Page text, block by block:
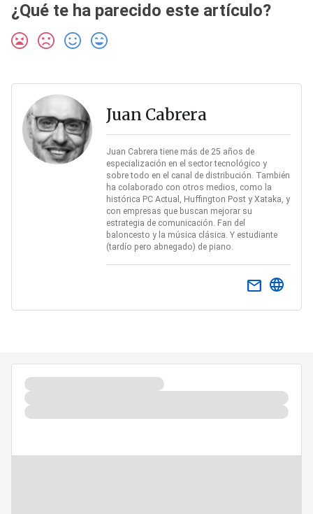
¿Qué te ha parecido este artículo?
Juan Cabrera
Juan Cabrera tiene más de 25 años de
especialización en el sector tecnológico y
sobre todo en el canal de distribución. También
ha colaborado con otros medios, como la
histórica PC Actual, Huffington Post y Xataka, y
con empresas que buscan mejorar su
estrategia de comunicación. Fan del
baloncesto y la música clásica. Y estudiante
(tardío pero abnegado) de piano.
email